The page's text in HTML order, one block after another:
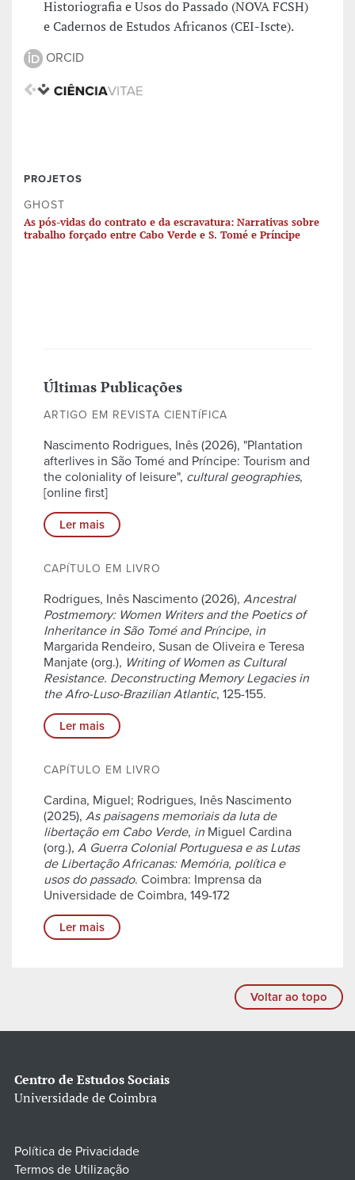
Historiografia e Usos do Passado (NOVA FCSH)
e Cadernos de Estudos Africanos (CEI-Iscte).
ORCID
PROJETOS
GHOST
As pós-vidas do contrato e da escravatura: Narrativas sobre
trabalho forçado entre Cabo Verde e S. Tomé e Príncipe
Últimas Publicações
ARTIGO EM REVISTA CIENTÍFICA
Nascimento Rodrigues, Inês (2026), "Plantation
afterlives in São Tomé and Príncipe: Tourism and
the coloniality of leisure", cultural geographies,
[online first]
Ler mais
CAPÍTULO EM LIVRO
Rodrigues, Inês Nascimento (2026), Ancestral
Postmemory: Women Writers and the Poetics of
Inheritance in São Tomé and Príncipe, in
Margarida Rendeiro, Susan de Oliveira e Teresa
Manjate (org.), Writing of Women as Cultural
Resistance. Deconstructing Memory Legacies in
the Afro-Luso-Brazilian Atlantic, 125-155.
Ler mais
CAPÍTULO EM LIVRO
Cardina, Miguel; Rodrigues, Inês Nascimento
(2025), As paisagens memoriais da luta de
libertação em Cabo Verde, in Miguel Cardina
(org.), A Guerra Colonial Portuguesa e as Lutas
de Libertação Africanas: Memória, política e
usos do passado. Coimbra: Imprensa da
Universidade de Coimbra, 149-172
Ler mais
Voltar ao topo
Centro de Estudos Sociais
Universidade de Coimbra
Política de Privacidade
Termos de Utilização